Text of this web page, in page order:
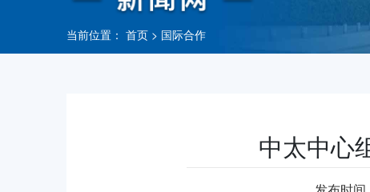
当前位置： 首页 > 国际合作
中太中心